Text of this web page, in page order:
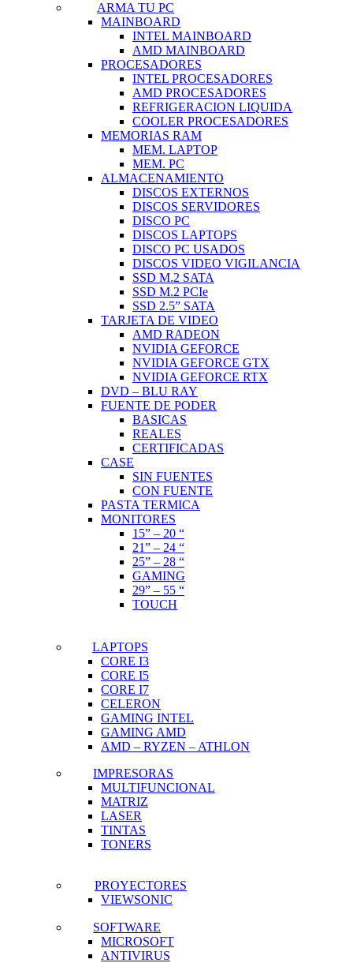
ARMA TU PC
MAINBOARD
INTEL MAINBOARD
AMD MAINBOARD
PROCESADORES
INTEL PROCESADORES
AMD PROCESADORES
REFRIGERACION LIQUIDA
COOLER PROCESADORES
MEMORIAS RAM
MEM. LAPTOP
MEM. PC
ALMACENAMIENTO
DISCOS EXTERNOS
DISCOS SERVIDORES
DISCO PC
DISCOS LAPTOPS
DISCO PC USADOS
DISCOS VIDEO VIGILANCIA
SSD M.2 SATA
SSD M.2 PCIe
SSD 2.5” SATA
TARJETA DE VIDEO
AMD RADEON
NVIDIA GEFORCE
NVIDIA GEFORCE GTX
NVIDIA GEFORCE RTX
DVD – BLU RAY
FUENTE DE PODER
BASICAS
REALES
CERTIFICADAS
CASE
SIN FUENTES
CON FUENTE
PASTA TERMICA
MONITORES
15” – 20 “
21” – 24 “
25” – 28 “
GAMING
29” – 55 “
TOUCH
LAPTOPS
CORE I3
CORE I5
CORE I7
CELERON
GAMING INTEL
GAMING AMD
AMD – RYZEN – ATHLON
IMPRESORAS
MULTIFUNCIONAL
MATRIZ
LASER
TINTAS
TONERS
PROYECTORES
VIEWSONIC
SOFTWARE
MICROSOFT
ANTIVIRUS